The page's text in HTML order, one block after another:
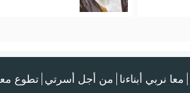
معا نربي أبناءنا من أجل أسرتي تطوع